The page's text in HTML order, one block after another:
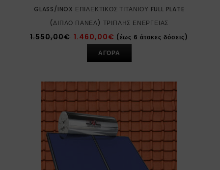
GLASS/INOX ΕΠΙΛΕΚΤΙΚΌΣ ΤΙΤΑΝΊΟΥ FULL PLATE
(ΔΙΠΛΌ ΠΆΝΕΛ) ΤΡΙΠΛΉΣ ΕΝΈΡΓΕΙΑΣ
1.550,00€ 1.460,00€ (έως 6 άτοκες δόσεις)
ΑΓΟΡΑ